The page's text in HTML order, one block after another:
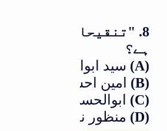
8. "تنقیحات" کے مصنف
ہے؟
(A)
سید ابوالاعلیٰ مودودیؒ
(B)
امین احسن اصلاحی
(C)
ابوالحسن علی ندویؒ
(D)
منظور نعمانی